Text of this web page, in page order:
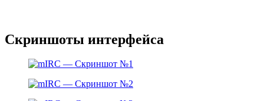
Скриншоты интерфейса